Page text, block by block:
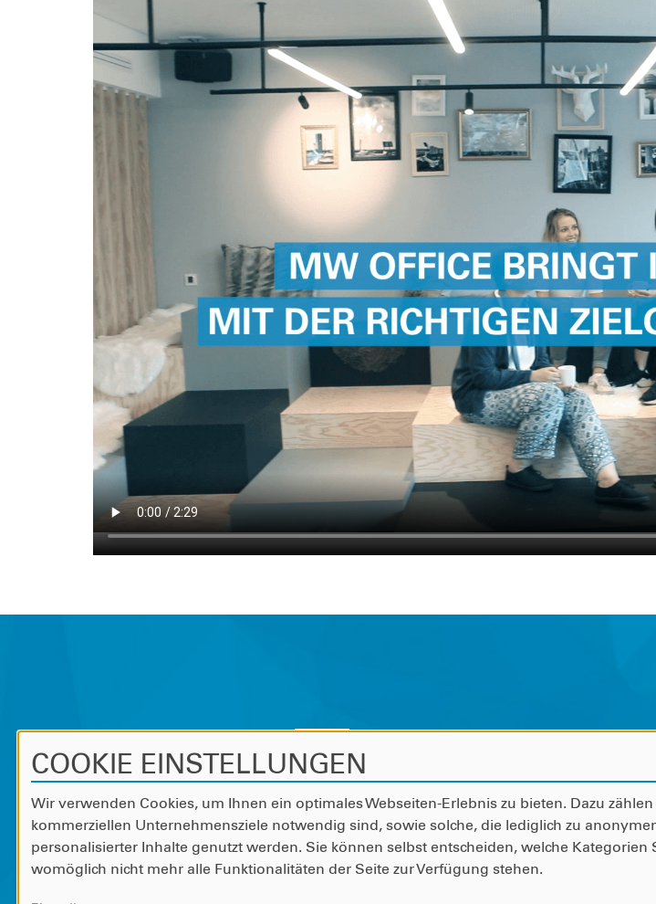
dentsuX
60327 Frankfurt am Main
COOKIE EINSTELLUNGEN
Wir verwenden Cookies, um Ihnen ein optimales Webseiten-Erlebnis zu bieten. Dazu
kommerziellen Unternehmensziele notwendig sind, sowie solche, die lediglich zu
personalisierter Inhalte genutzt werden. Sie können selbst entscheiden, welche
womöglich nicht mehr alle Funktionalitäten der Seite zur Verfügung stehen.